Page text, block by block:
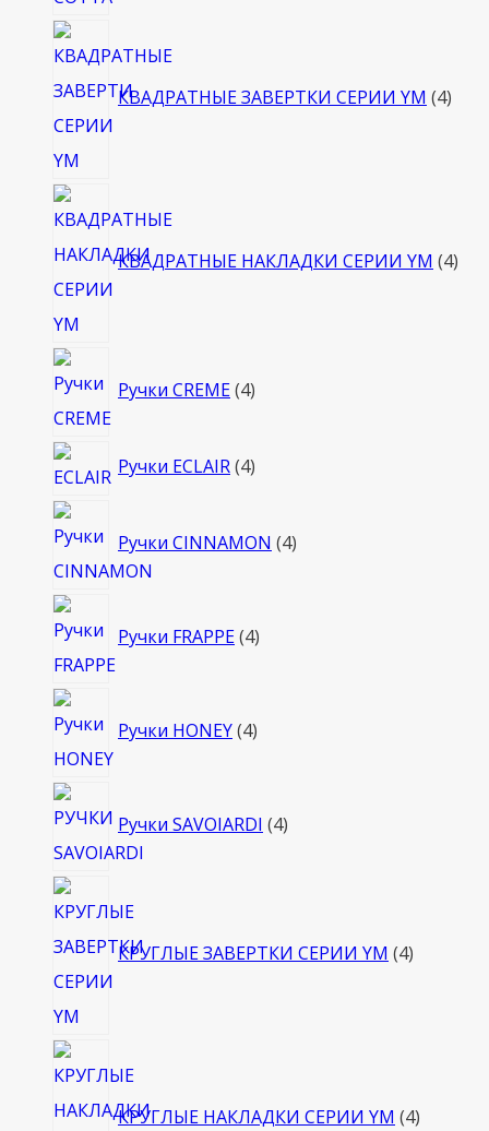
КВАДРАТНЫЕ ЗАВЕРТКИ СЕРИИ YM 4
КВАДРАТНЫЕ НАКЛАДКИ СЕРИИ YM 4
Ручки CREME 4товара
Ручки ECLAIR 44
Ручки CINNAMON 4товара
Ручки FRAPPE 4товара
Ручки HONEY 4товара
Ручки SAVOIARDI 4товара
КРУГЛЫЕ ЗАВЕРТКИ СЕРИИ YM 4
КРУГЛЫЕ НАКЛАДКИ СЕРИИ YM 4